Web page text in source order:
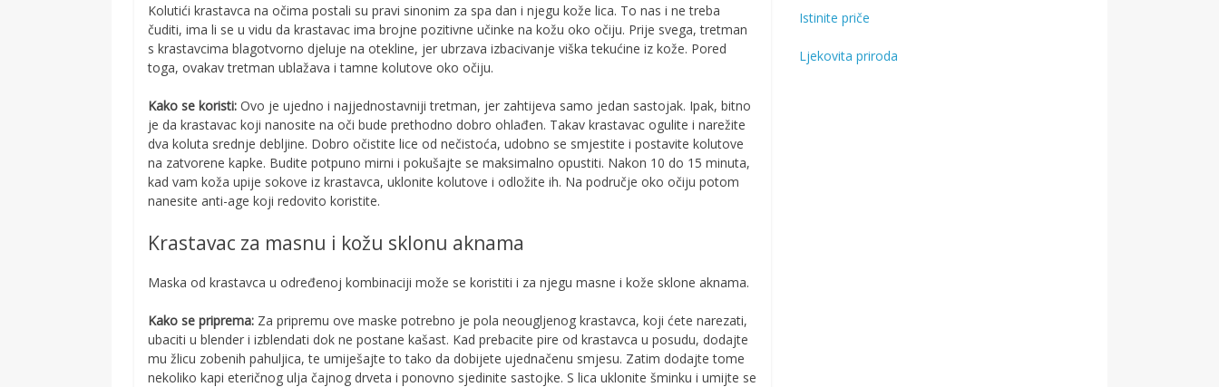
Kolutići krastavca na očima postali su pravi sinonim za spa dan i njegu kože lica. To nas i ne treba
čuditi, ima li se u vidu da krastavac ima brojne pozitivne učinke na kožu oko očiju. Prije svega, tretman
s krastavcima blagotvorno djeluje na otekline, jer ubrzava izbacivanje viška tekućine iz kože. Pored
toga, ovakav tretman ublažava i tamne kolutove oko očiju.
Kako se koristi: Ovo je ujedno i najjednostavniji tretman, jer zahtijeva samo jedan sastojak. Ipak, bitno
je da krastavac koji nanosite na oči bude prethodno dobro ohlađen. Takav krastavac ogulite i narežite
dva koluta srednje debljine. Dobro očistite lice od nečistoća, udobno se smjestite i postavite kolutove
na zatvorene kapke. Budite potpuno mirni i pokušajte se maksimalno opustiti. Nakon 10 do 15 minuta,
kad vam koža upije sokove iz krastavca, uklonite kolutove i odložite ih. Na područje oko očiju potom
nanesite anti-age koji redovito koristite.
Krastavac za masnu i kožu sklonu aknama
Maska od krastavca u određenoj kombinaciji može se koristiti i za njegu masne i kože sklone aknama.
Kako se priprema: Za pripremu ove maske potrebno je pola neougljenog krastavca, koji ćete narezati,
ubaciti u blender i izblendati dok ne postane kašast. Kad prebacite pire od krastavca u posudu, dodajte
mu žlicu zobenih pahuljica, te umiješajte to tako da dobijete ujednačenu smjesu. Zatim dodajte tome
nekoliko kapi eteričnog ulja čajnog drveta i ponovno sjedinite sastojke. S lica uklonite šminku i umijte se
Istinite priče
Ljekovita priroda